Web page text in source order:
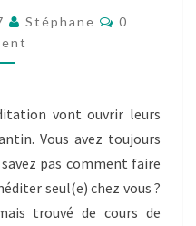
Stéphane Comments
0
vont ouvrir leurs
Vous avez toujours
pas comment faire
seul(e) chez vous ?
trouvé de cours de